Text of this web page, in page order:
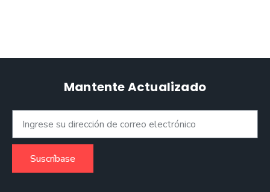
Mantente Actualizado
Suscríbase